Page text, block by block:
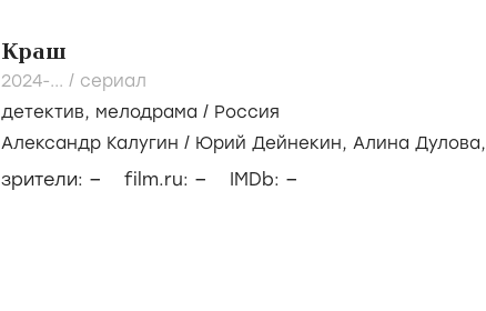
Краш
2024-... / сериал
детектив, мелодрама / Россия
Александр Калугин / Юрий Дейнекин, Алина Дулова,
зрители: – film.ru: – IMDb: –